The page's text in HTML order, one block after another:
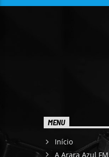
MENU
Início
A Arara Azul FM